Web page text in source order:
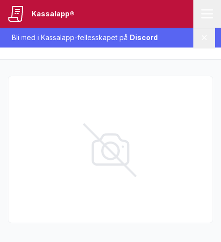
Bli med i Kassalapp-fellesskapet på Discord
Kassalapp®